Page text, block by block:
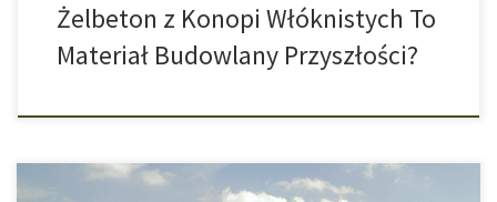
Żelbeton z Konopi Włóknistych To
Materiał Budowlany Przyszłości?